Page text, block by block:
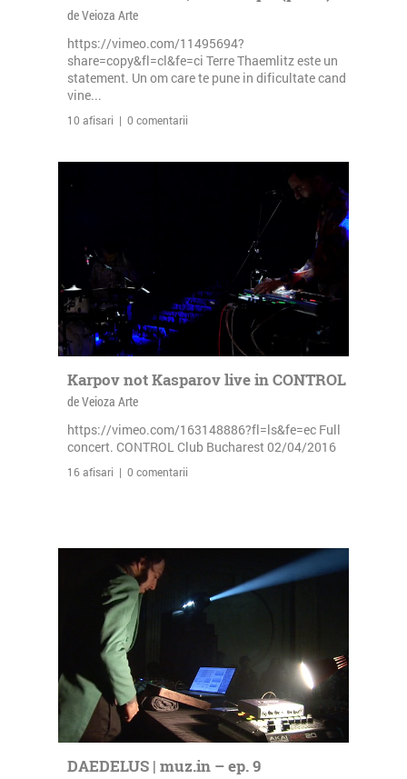
de Veioza Arte
https://vimeo.com/11495694?
share=copy&fl=cl&fe=ci Terre Thaemlitz este un
statement. Un om care te pune in dificultate cand
vine...
10 afisari | 0 comentarii
Karpov not Kasparov live in CONTROL
de Veioza Arte
https://vimeo.com/163148886?fl=ls&fe=ec Full
concert. CONTROL Club Bucharest 02/04/2016
16 afisari | 0 comentarii
DAEDELUS | muz.in – ep. 9